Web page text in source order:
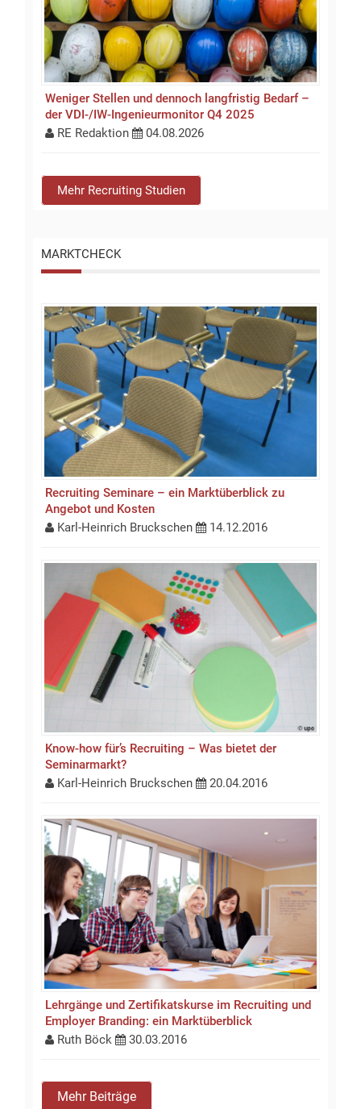
Weniger Stellen und dennoch langfristig Bedarf –
der VDI-/IW-Ingenieurmonitor Q4 2025
RE Redaktion
04.08.2026
Mehr Recruiting Studien
MARKTCHECK
Recruiting Seminare – ein Marktüberblick zu
Angebot und Kosten
Karl-Heinrich Bruckschen
14.12.2016
Know-how für’s Recruiting – Was bietet der
Seminarmarkt?
Karl-Heinrich Bruckschen
20.04.2016
Lehrgänge und Zertifikatskurse im Recruiting und
Employer Branding: ein Marktüberblick
Ruth Böck
30.03.2016
Mehr Beiträge